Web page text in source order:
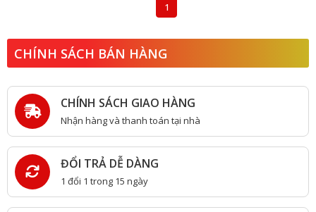
1
CHÍNH SÁCH BÁN HÀNG
CHÍNH SÁCH GIAO HÀNG
Nhận hàng và thanh toán tại nhà
ĐỔI TRẢ DỄ DÀNG
1 đổi 1 trong 15 ngày